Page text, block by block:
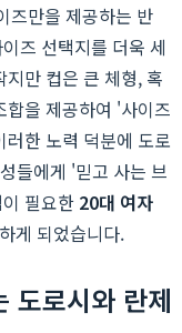
즈만을 제공하는 반
즈 선택지를 더욱 세
만 컵은 큰 체형, 혹
합을 제공하여 '사이즈
한 노력 덕분에 도로
들에게 '믿고 사는 브
필요한 20대 여자
게 되었습니다.
도로시와 란제